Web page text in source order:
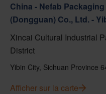
China - Nefab
(Dongguan) Co., Ltd. -
Xincai Cultural Industrial
District
Yibin City, Sichuan Province
Afficher sur la carte